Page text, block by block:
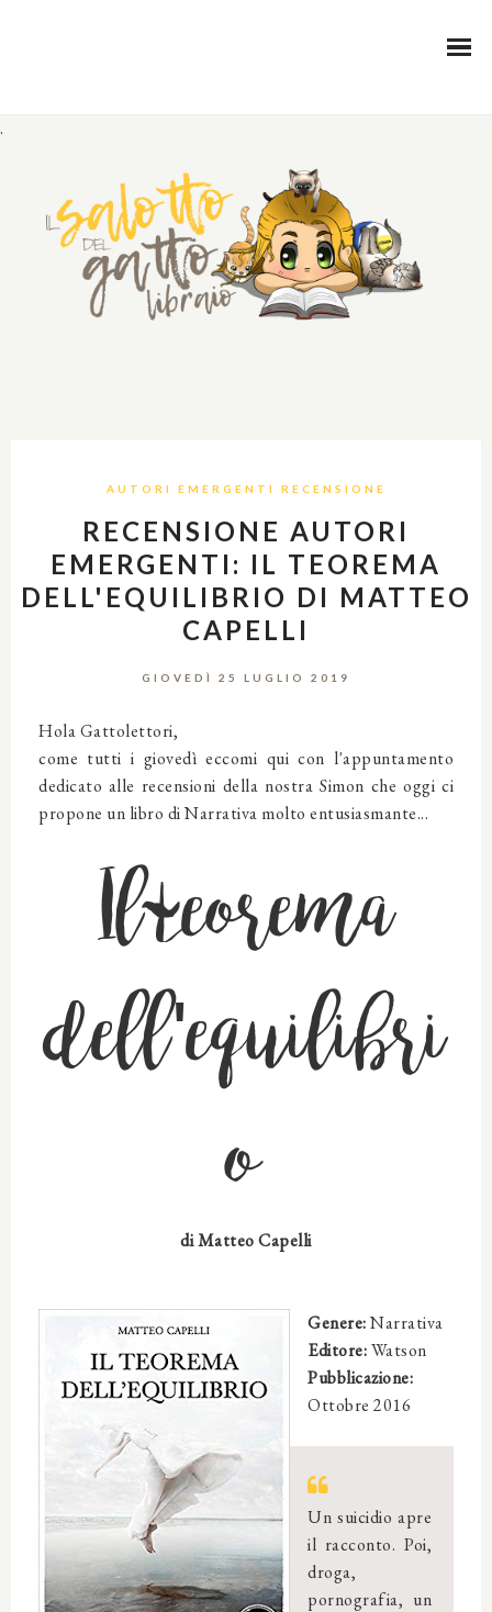
.
AUTORI EMERGENTI RECENSIONE
RECENSIONE AUTORI
EMERGENTI: IL TEOREMA
DELL'EQUILIBRIO DI MATTEO
CAPELLI
GIOVEDÌ 25 LUGLIO 2019
Hola Gattolettori,
come tutti i giovedì eccomi qui con l'appuntamento
dedicato alle recensioni della nostra Simon che oggi ci
propone un libro di Narrativa molto entusiasmante...
Il teorema
dell'equilibri
o
di Matteo Capelli
Genere:Narrativa
Editore:Watson
Pubblicazione:
Ottobre 2016
Un suicidio apre
il racconto. Poi,
droga,
pornografia, un